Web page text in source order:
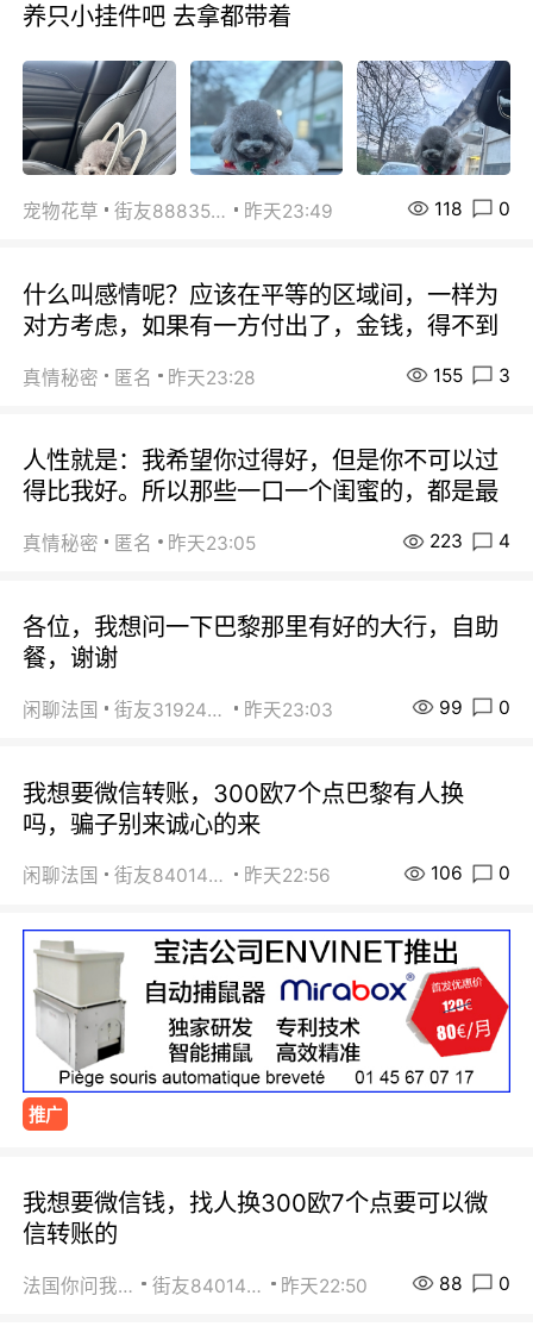
养只小挂件吧 去拿都带着
宠物花草 街友88835518 昨天23:49 118 0
什么叫感情呢？应该在平等的区域间，一样为
对方考虑，如果有一方付出了，金钱，得不到
真情秘密 匿名 昨天23:28 155 3
人性就是：我希望你过得好，但是你不可以过
得比我好。所以那些一口一个闺蜜的，都是最
真情秘密 匿名 昨天23:05 223 4
各位，我想问一下巴黎那里有好的大行，自助
餐，谢谢
闲聊法国 街友31924072 昨天23:03 99 0
我想要微信转账，300欧7个点巴黎有人换
吗，骗子别来诚心的来
闲聊法国 街友84014588 昨天22:56 106 0
推广
我想要微信钱，找人换300欧7个点要可以微
信转账的
法国你问我答 街友84014588 昨天22:50 88 0